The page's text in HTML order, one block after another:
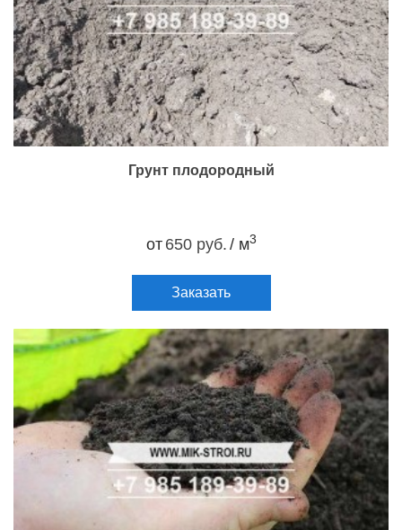
Грунт плодородный
от 650 руб. / м3
Заказать